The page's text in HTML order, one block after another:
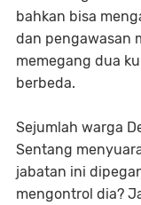
bahkan bisa
dan pengawasan
memegang dua
berbeda.
Sejumlah warga
Sentang
jabatan ini
mengontrol dia?